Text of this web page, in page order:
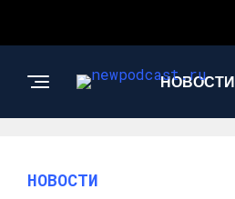
НОВОСТИ
НОВОСТИ